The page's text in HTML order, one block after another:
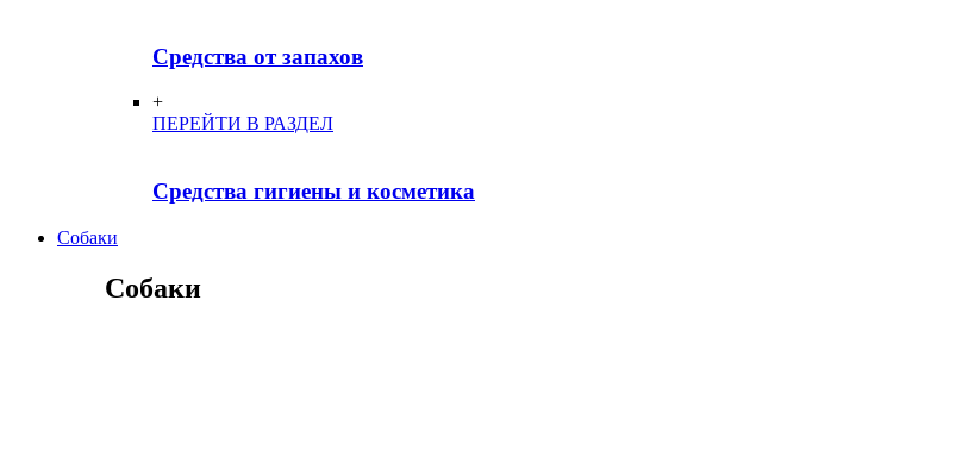
Средства от запахов
+
ПЕРЕЙТИ В РАЗДЕЛ
Средства гигиены и косметика
Собаки
Собаки